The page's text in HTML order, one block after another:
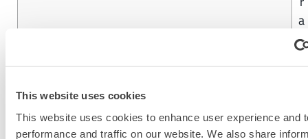
This website uses cookies
This website uses cookies to enhance user experience and
performance and traffic on our website. We also share
a
t